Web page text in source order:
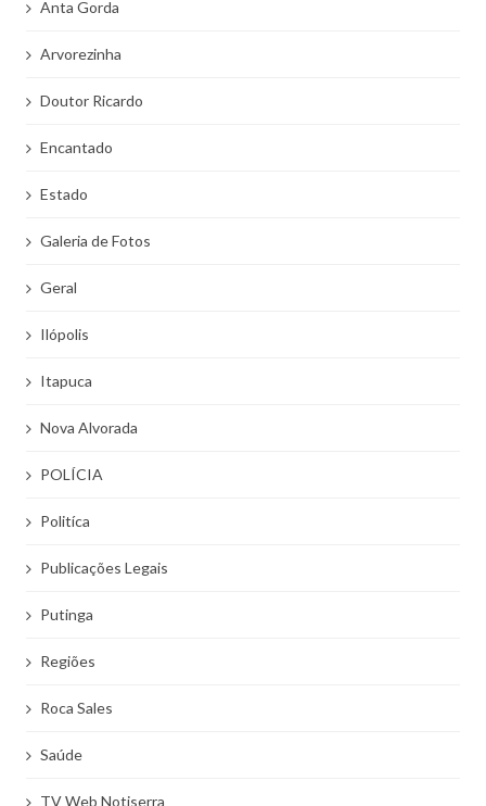
Anta Gorda
Arvorezinha
Doutor Ricardo
Encantado
Estado
Galeria de Fotos
Geral
Ilópolis
Itapuca
Nova Alvorada
POLÍCIA
Politíca
Publicações Legais
Putinga
Regiões
Roca Sales
Saúde
TV Web Notiserra